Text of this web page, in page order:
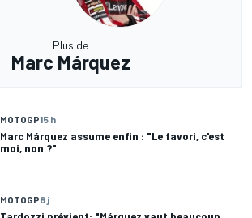
Plus de
Marc Márquez
MOTOGP15 h
Marc Márquez assume enfin : "Le favori, c'est
moi, non ?"
MOTOGP8 j